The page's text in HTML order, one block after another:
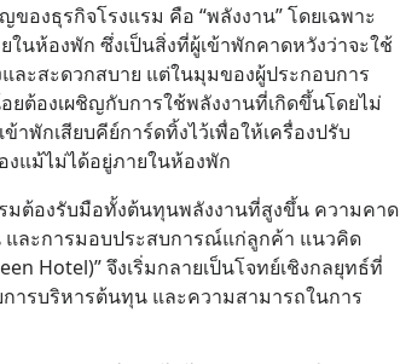
องธุรกิจโรงแรม คือ “พลังงาน” โดยเฉพาะ
ในห้องพัก ซึ่งเป็นสิ่งที่ผู้เข้าพักคาดหวังว่าจะใช้
และสะดวกสบาย แต่ในมุมของผู้ประกอบการ
ยต้องเผชิญกับการใช้พลังงานที่เกิดขึ้นโดยไม่
าพักเสียบคีย์การ์ดทิ้งไว้เพื่อให้เครื่องปรับ
งแม้ไม่ได้อยู่ภายในห้องพัก
มต้องรับมือทั้งต้นทุนพลังงานที่สูงขึ้น ความคาด
และการมอบประสบการณ์แก่ลูกค้า แนวคิด
Hotel)” จึงเริ่มกลายเป็นโจทย์เชิงกลยุทธ์ที่
การบริหารต้นทุน และความสามารถในการ